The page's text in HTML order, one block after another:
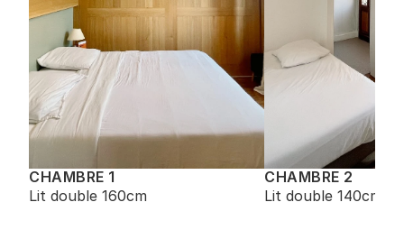
CHAMBRE 1
Lit double 160cm
CHAMBRE 2
Lit double 140cm